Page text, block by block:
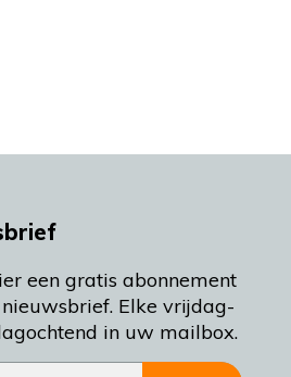
een gratis abonnement
Elke vrijdag-
in uw mailbox.